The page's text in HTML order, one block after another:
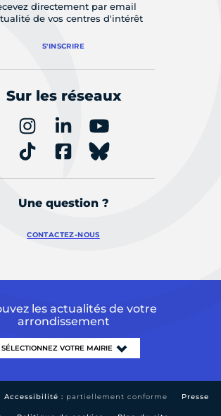
directement par email
de vos centres d'intérêt
S'INSCRIRE
Sur les réseaux
Une question ?
CONTACTEZ-NOUS
les actualités de votre
arrondissement
Accessibilité : partiellement conforme Presse